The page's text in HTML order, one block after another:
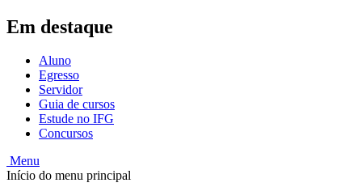
Em destaque
Aluno
Egresso
Servidor
Guia de cursos
Estude no IFG
Concursos
Menu
Início do menu principal